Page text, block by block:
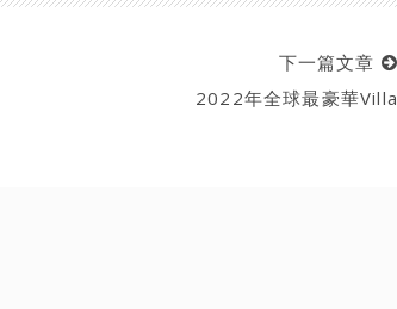
下一篇文章
2022年全球最豪華Villa